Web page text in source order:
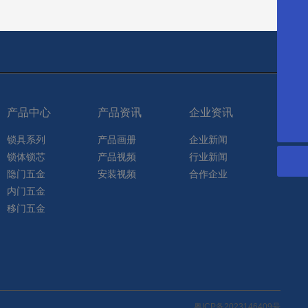
17707600199
3658425287@qq.com
产品中心
锁具系列
锁体锁芯
隐门五金
内门五金
移门五金
产品资讯
产品画册
产品视频
安装视频
企业资讯
企业新闻
行业新闻
合作企业